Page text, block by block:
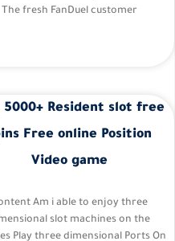
The fresh FanDuel customer
5000+ Resident slot free
Free online Position
Video game
Am i able to enjoy three
slot machines on the
Play three dimensional Ports On